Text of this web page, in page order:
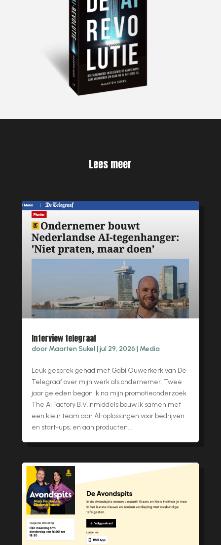
Lees meer
Interview telegraaf
door Maarten Sukel|jul 29, 2026 | Media
Leuk gesprek gehad met Gabi Ouwerkerk van De
Telegraaf over mijn werk als ondernemer. Twee
jaar geleden begon ik na mijn promotieonderzoek
The AI Factory B.V.Inmiddels bouw ik samen met
een klein team aan AI-oplossingen voor bedrijven
en start-ups, en aan producten...